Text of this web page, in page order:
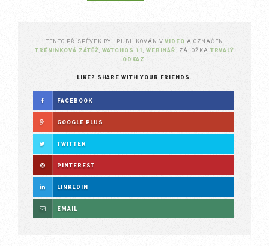
TENTO PŘÍSPĚVEK BYL PUBLIKOVÁN VVIDEO A OZNAČEN
TRÉNINKOVÁ ZÁTĚŽ WATCHOS 11 WEBINÁŘ . ZÁLOŽKA TRVALÝ
ODKAZ
LIKE? SHARE WITH YOUR FRIENDS.
FACEBOOK
GOOGLE PLUS
TWITTER
PINTEREST
LINKEDIN
EMAIL